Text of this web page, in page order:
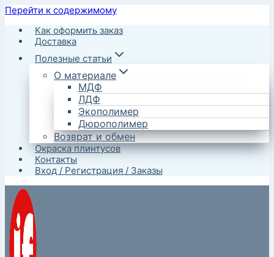
Перейти к содержимому
Как оформить заказ
Доставка
Полезные статьи
О материале
МДФ
ЛДФ
Экополимер
Дюрополимер
Возврат и обмен
Окраска плинтусов
Контакты
Вход / Регистрация / Заказы